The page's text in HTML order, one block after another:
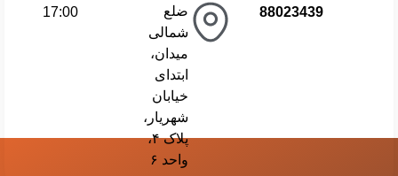
88023439
ضلع
شمالی
میدان،
ابتدای
خیابان
شهریار،
پلاک ۴،
واحد ۶
17:00